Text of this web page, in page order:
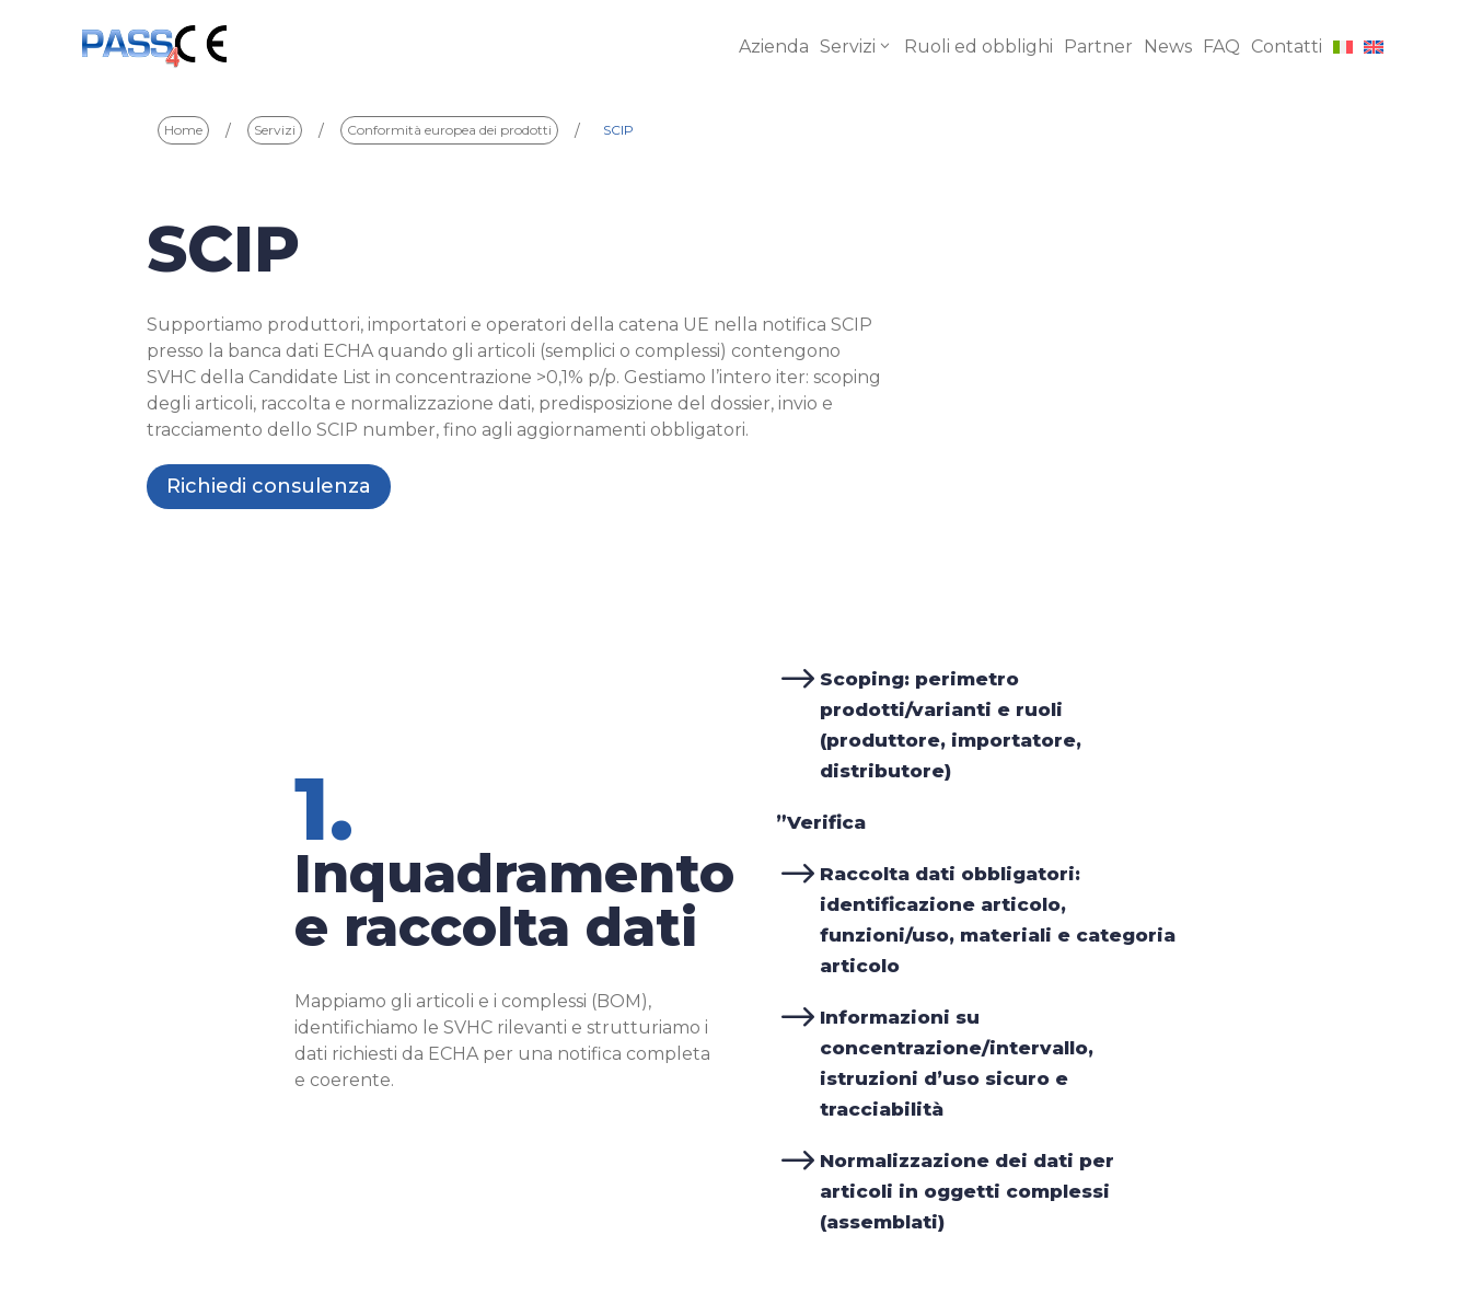
Azienda Servizi
$
$contestazioni
delle autorità
$
Infotrattamento
$SCIP
$GPSR
Ruoli ed obblighi Partner News FAQ Contatti
Home / Servizi / Conformità europea dei prodotti / SCIP
SCIP
Supportiamo produttori, importatori e operatori della catena UE nella notifica SCIP
presso la banca dati ECHA quando gli articoli (semplici o complessi) contengono
SVHC della Candidate List in concentrazione >0,1% p/p. Gestiamo l’intero iter: scoping
degli articoli, raccolta e normalizzazione dati, predisposizione del dossier, invio e
tracciamento dello SCIP number, fino agli aggiornamenti obbligatori.
Richiedi consulenza
1.
Inquadramento
e raccolta dati
Mappiamo gli articoli e i complessi (BOM),
identifichiamo le SVHC rilevanti e strutturiamo i
dati richiesti da ECHA per una notifica completa
e coerente.
$ Scoping: perimetro
prodotti/varianti e ruoli
(produttore, importatore,
distributore)
”Verifica
$ Raccolta dati obbligatori:
identificazione articolo,
funzioni/uso, materiali e categoria
articolo
$ Informazioni su
concentrazione/intervallo,
istruzioni d’uso sicuro e
tracciabilità
$ Normalizzazione dei dati per
articoli in oggetti complessi
(assemblati)